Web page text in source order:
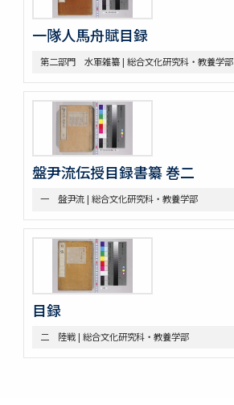
一隊人馬舟賦目録
第二部門 水軍雑纂 | 総合文化研究科・教養学部
盤尹流伝授目録書纂 巻二
一 盤尹流 | 総合文化研究科・教養学部
目録
二 陸戦 | 総合文化研究科・教養学部